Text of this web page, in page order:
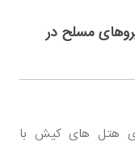
مسلح در
هتل های کیش با